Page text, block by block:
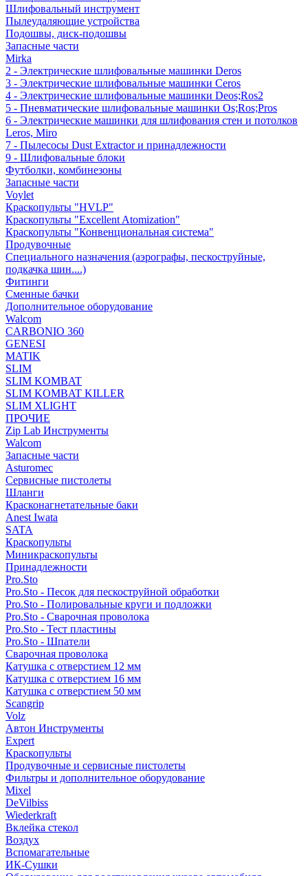
Шлифовальный инструмент
Пылеудаляющие устройства
Подошвы, диск-подошвы
Запасные части
Mirka
2 - Электрические шлифовальные машинки Deros
3 - Электрические шлифовальные машинки Ceros
4 - Электрические шлифовальные машинки Deos;Ros2
5 - Пневматические шлифовальные машинки Os;Ros;Pros
6 - Электрические машинки для шлифования стен и потолков
Leros, Miro
7 - Пылесосы Dust Extractor и принадлежности
9 - Шлифовальные блоки
Футболки, комбинезоны
Запасные части
Voylet
Краскопульты "HVLP"
Краскопульты "Excellent Atomization"
Краскопульты "Конвенциональная система"
Продувочные
Специального назначения (аэрографы, пескоструйные,
подкачка шин....)
Фитинги
Сменные бачки
Дополнительное оборудование
Walcom
CARBONIO 360
GENESI
MATIK
SLIM
SLIM KOMBAT
SLIM KOMBAT KILLER
SLIM XLIGHT
ПРОЧИЕ
Zip Lab Инструменты
Walсom
Запасные части
Asturomec
Сервисные пистолеты
Шланги
Красконагнетательные баки
Anest Iwata
SATA
Краскопульты
Миникраскопульты
Принадлежности
Pro.Sto
Pro.Sto - Песок для пескоструйной обработки
Pro.Sto - Полировальные круги и подложки
Pro.Sto - Сварочная проволока
Pro.Sto - Тест пластины
Pro.Sto - Шпатели
Сварочная проволока
Катушка с отверстием 12 мм
Катушка с отверстием 16 мм
Катушка с отверстием 50 мм
Scangrip
Volz
Автон Инструменты
Expert
Краскопульты
Продувочные и сервисные пистолеты
Фильтры и дополнительное оборудование
Mixel
DeVilbiss
Wiederkraft
Вклейка стекол
Воздух
Вспомагательные
ИК-Сушки